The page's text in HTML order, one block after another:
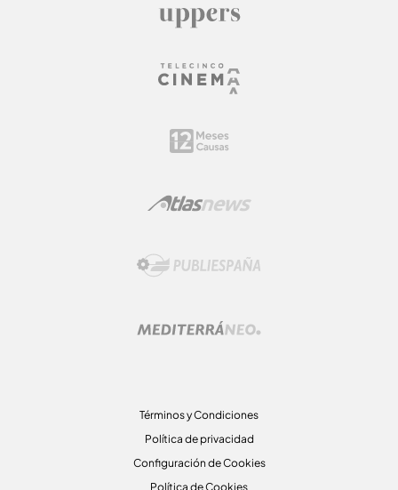
Términos y Condiciones
Política de privacidad
Configuración de Cookies
Política de Cookies